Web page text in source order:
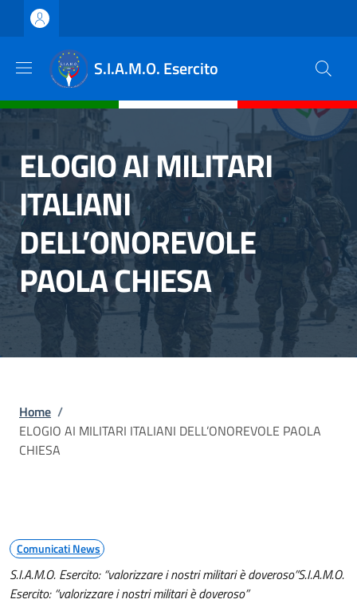
Salta al contenuto principale
Skip to footer content
S.I.A.M.O. Esercito
ELOGIO AI MILITARI
ITALIANI
DELL’ONOREVOLE
PAOLA CHIESA
Briciole di pane
Home /
ELOGIO AI MILITARI ITALIANI DELL’ONOREVOLE PAOLA
CHIESA
Comunicati News
S.I.A.M.O. Esercito: “valorizzare i nostri militari è doveroso”S.I.A.M.O.
Esercito: “valorizzare i nostri militari è doveroso”